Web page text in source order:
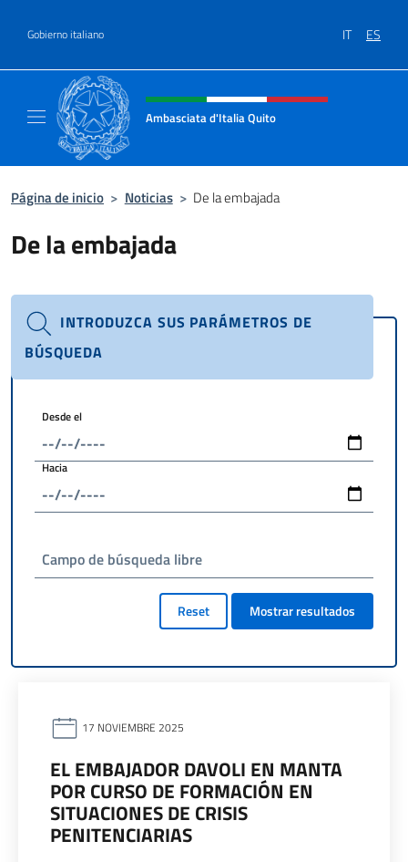
Gobierno italiano IT ES
Encabezado del sitio web,
Ambasciata d'Italia Quito
Página de inicio > Noticias > De la embajada
De la embajada
INTRODUZCA SUS PARÁMETROS DE
BÚSQUEDA
Desde el
Hacia
Campo de búsqueda libre
Reset Mostrar resultados
17 NOVIEMBRE 2025
EL EMBAJADOR DAVOLI EN MANTA
POR CURSO DE FORMACIÓN EN
SITUACIONES DE CRISIS
PENITENCIARIAS